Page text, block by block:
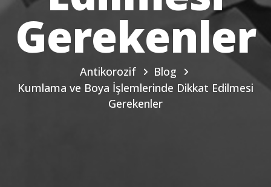
Gerekenler
Antikorozif
Blog
Kumlama ve Boya İşlemlerinde Dikkat Edilmesi
Gerekenler